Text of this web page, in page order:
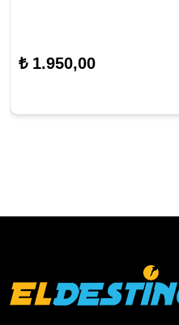
₺ 1.950,00